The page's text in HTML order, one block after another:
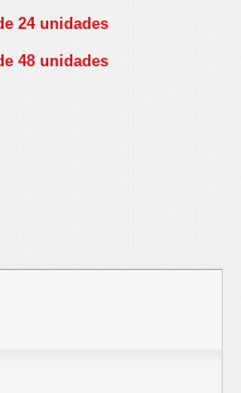
24 unidades
48 unidades